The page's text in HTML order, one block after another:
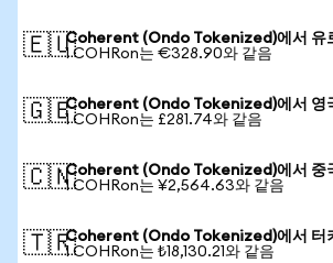
🇪🇺Coherent (Ondo Tokenized)에서 유
1 COHRon는 €328.90와 같음
🇬🇧Coherent (Ondo Tokenized)에서 영
1 COHRon는 £281.74와 같음
🇨🇳Coherent (Ondo Tokenized)에서 중
1 COHRon는 ¥2,564.63와 같음
🇹🇷Coherent (Ondo Tokenized)에서 터
1 COHRon는 ₺18,130.21와 같음